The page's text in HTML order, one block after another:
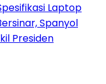
Laptop
Spanyol
Presiden